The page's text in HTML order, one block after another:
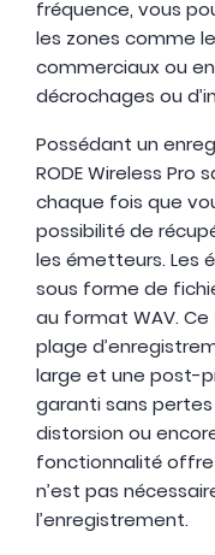
fréquence, vous
les zones comme
commerciaux ou
décrochages ou
Possédant un
RODE Wireless
chaque fois que
possibilité de
les émetteurs. Les
sous forme de
au format WAV.
plage
large et une post-
garanti sans
distorsion ou
fonctionnalité offre
n’est pas
l’enregistrement.